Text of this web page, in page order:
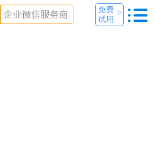
免费
试用
>